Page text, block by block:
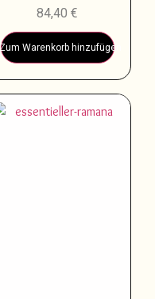
84,40€
Zum Warenkorb hinzufügen